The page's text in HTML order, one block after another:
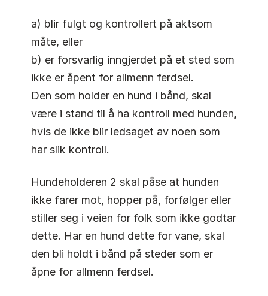
a) blir fulgt og kontrollert på aktsom
måte, eller
b) er forsvarlig inngjerdet på et sted som
ikke er åpent for allmenn ferdsel.
Den som holder en hund i bånd, skal
være i stand til å ha kontroll med hunden,
hvis de ikke blir ledsaget av noen som
har slik kontroll.
Hundeholderen 2 skal påse at hunden
ikke farer mot, hopper på, forfølger eller
stiller seg i veien for folk som ikke godtar
dette. Har en hund dette for vane, skal
den bli holdt i bånd på steder som er
åpne for allmenn ferdsel.